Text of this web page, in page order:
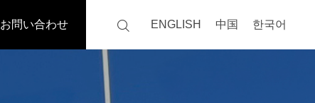
お問い合わせ ENGLISH 中国 한국어